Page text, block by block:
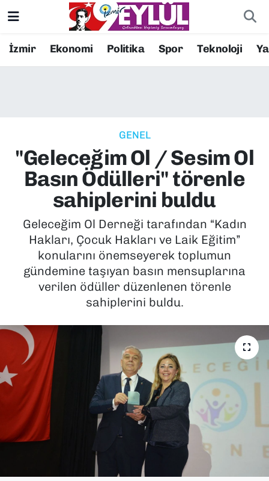
İzmir Ekonomi Politika Spor Teknoloji
GENEL
"Geleceğim Ol / Sesim Ol
Basın Ödülleri" törenle
sahiplerini buldu
Geleceğim Ol Derneği tarafından “Kadın
Hakları, Çocuk Hakları ve Laik Eğitim”
konularını önemseyerek toplumun
gündemine taşıyan basın mensuplarına
verilen ödüller düzenlenen törenle
sahiplerini buldu.
Resmi İlanlar
EKONOMİ
KÜLTÜR SANAT
MAGAZİN
POLİTİKA
SAĞLIK
SPOR
TEKNOLOJİ
YAŞAM
YEREL YÖNETİMLER
Konak Nöbetçi Eczaneler
Süper Lig Puan Durumu ve Fikstür
Tüm Manşetler
Son Dakika Haberleri
Haber Arşivi